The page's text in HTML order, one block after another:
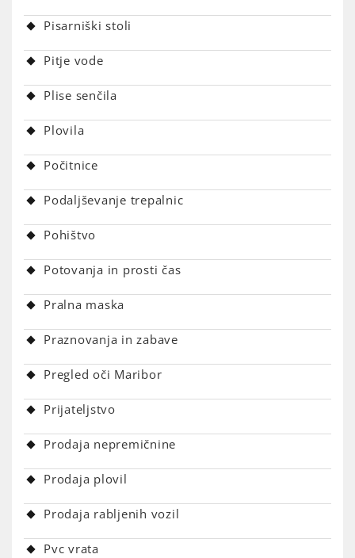
Pisarniški stoli
Pitje vode
Plise senčila
Plovila
Počitnice
Podaljševanje trepalnic
Pohištvo
Potovanja in prosti čas
Pralna maska
Praznovanja in zabave
Pregled oči Maribor
Prijateljstvo
Prodaja nepremičnine
Prodaja plovil
Prodaja rabljenih vozil
Pvc vrata